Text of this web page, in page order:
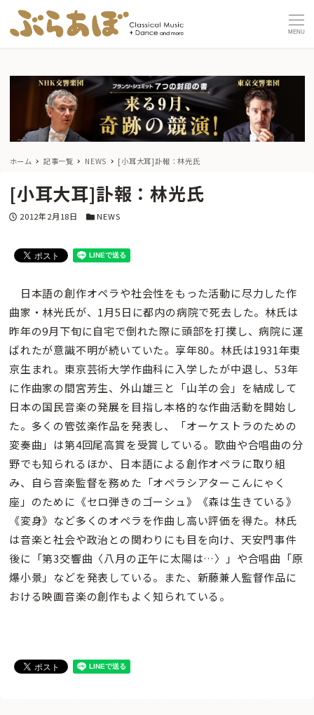
MENU
ホーム 記事一覧 NEWS [小耳大耳]訃報：林光氏
[小耳大耳]訃報：林光氏
投稿日
2012年2月18日 カテゴリー
NEWS
日本語の創作オペラや社会性をもった活動に尽力した作
曲家・林光氏が、1月5日に都内の病院で死去した。林氏は
昨年の9月下旬に自宅で倒れた際に頭部を打撲し、病院に運
ばれたが意識不明が続いていた。享年80。林氏は1931年東
京生まれ。東京芸術大学作曲科に入学したが中退し、53年
に作曲家の間宮芳生、外山雄三と「山羊の会」を結成して
日本の国民音楽の発展を目指し本格的な作曲活動を開始し
た。多くの管弦楽作品を発表し、「オーケストラのための
変奏曲」は第4回尾高賞を受賞している。歌曲や合唱曲の分
野でも知られるほか、日本語による創作オペラに取り組
み、自ら音楽監督を務めた「オペラシアターこんにゃく
座」のために《セロ弾きのゴーシュ》《森は生きている》
《変身》など多くのオペラを作曲し高い評価を得た。林氏
は音楽と社会や政治との関わりにも目を向け、天安門事件
後に「第3交響曲〈八月の正午に太陽は…〉」や合唱曲「原
爆小景」などを発表している。また、新藤兼人監督作品に
おける映画音楽の創作もよく知られている。